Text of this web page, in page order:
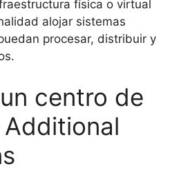
física o virtual
alojar sistemas
procesar, distribuir y
centro de